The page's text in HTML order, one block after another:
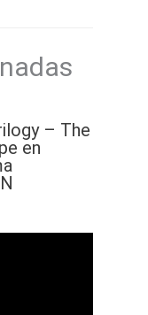
– The
en